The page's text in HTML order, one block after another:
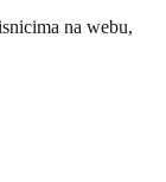
na webu,